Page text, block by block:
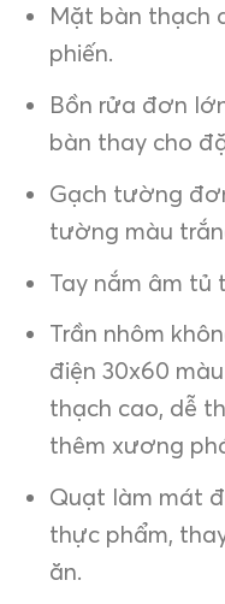
Mặt bàn thạch
phiến.
Bồn rửa đơn
bàn thay cho
Gạch tường
tường màu
Tay nắm âm tủ
Trần nhôm
điện 30x60
thạch cao, dễ
thêm xương
Quạt làm mát
thực phẩm,
ăn.